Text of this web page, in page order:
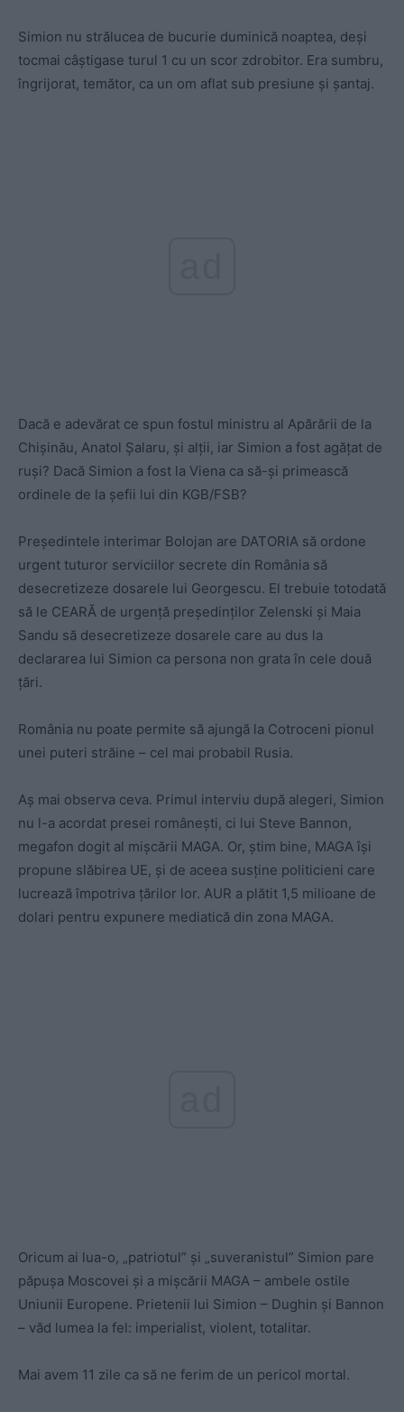
Simion nu strălucea de bucurie duminică noaptea, deși
tocmai câștigase turul 1 cu un scor zdrobitor. Era sumbru,
îngrijorat, temător, ca un om aflat sub presiune și șantaj.
Dacă e adevărat ce spun fostul ministru al Apărării de la
Chișinău, Anatol Șalaru, și alții, iar Simion a fost agățat de
ruși? Dacă Simion a fost la Viena ca să-și primească
ordinele de la șefii lui din KGB/FSB?
Președintele interimar Bolojan are DATORIA să ordone
urgent tuturor serviciilor secrete din România să
desecretizeze dosarele lui Georgescu. El trebuie totodată
să le CEARĂ de urgență președinților Zelenski și Maia
Sandu să desecretizeze dosarele care au dus la
declararea lui Simion ca persona non grata în cele două
țări.
România nu poate permite să ajungă la Cotroceni pionul
unei puteri străine – cel mai probabil Rusia.
Aș mai observa ceva. Primul interviu după alegeri, Simion
nu l-a acordat presei românești, ci lui Steve Bannon,
megafon dogit al mișcării MAGA. Or, știm bine, MAGA își
propune slăbirea UE, și de aceea susține politicieni care
lucrează împotriva țărilor lor. AUR a plătit 1,5 milioane de
dolari pentru expunere mediatică din zona MAGA.
Oricum ai lua-o, „patriotul” și „suveranistul” Simion pare
păpușa Moscovei și a mișcării MAGA – ambele ostile
Uniunii Europene. Prietenii lui Simion – Dughin și Bannon
– văd lumea la fel: imperialist, violent, totalitar.
Mai avem 11 zile ca să ne ferim de un pericol mortal.